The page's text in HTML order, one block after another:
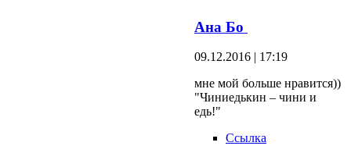
Ана Бо
09.12.2016 | 17:19
мне мой больше нравится))
"Чиниедькин – чини и
едь!"
Ссылка